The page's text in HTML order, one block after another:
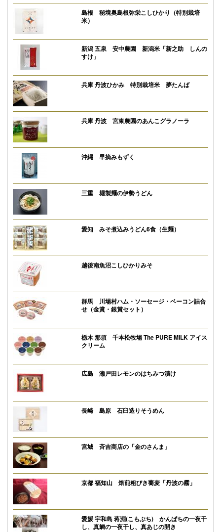
島根 秘境奥島根弥栄こしひかり（特別栽培
米）
新潟 五泉 安中農園 新潟米「新之助 しんの
すけ」
兵庫 丹波ひかみ 特別栽培米 夢たんば
兵庫 丹波 宮東農園のあんこグラノーラ
沖縄 早摘みもずく
三重 堀製麺の伊勢うどん
愛知 みそ煮込みうどん6食（生麺）
越後南魚沼こしひかりみそ
群馬 川場村ハム・ソーセージ・ベーコン詰合
せ（金賞・銀賞セット）
栃木 那須 千本松牧場 The PURE MILK アイス
クリーム
広島 瀬戸田レモンのはちみつ漬け
長崎 島原 石臼造りそうめん
宮城 斉吉商店の「金のさんま」
京都 福知山 焙煎粗びき蕎麦「丹波の霧」
愛媛 宇和島 蒋淵(こもぶち) かんぱちの一夜干
し、真鯛の一夜干し、真あじの開き